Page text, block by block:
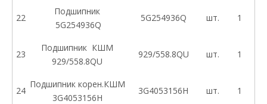
22
Подшипник
5G254936Q
5G254936Q шт. 1
23
Подшипник КШМ
929/558.8QU
929/558.8QU шт. 1
24
Подшипник корен.КШМ
3G4053156H
3G4053156H шт. 1